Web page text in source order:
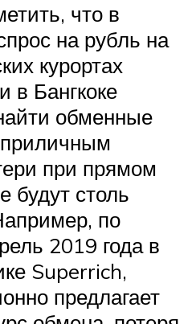
что в
на рубль на
курортах
в Бангкоке
обменные
при прямом
будут столь
по
2019 года в
Superrich,
предлагает